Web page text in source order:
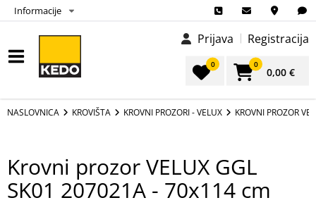
Informacije
Prijava Registracija
0 0
0,00 €
NASLOVNICA KROVIŠTA KROVNI PROZORI - VELUX KROVNI PROZOR
Krovni prozor VELUX GGL
SK01 207021A - 70x114 cm